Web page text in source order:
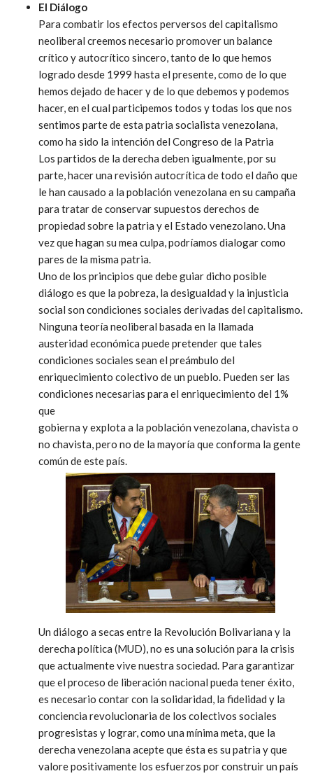
El Diálogo
Para combatir los efectos perversos del capitalismo
neoliberal creemos necesario promover un balance
crítico y autocrítico sincero, tanto de lo que hemos
logrado desde 1999 hasta el presente, como de lo que
hemos dejado de hacer y de lo que debemos y podemos
hacer, en el cual participemos todos y todas los que nos
sentimos parte de esta patria socialista venezolana,
como ha sido la intención del Congreso de la Patria
Los partidos de la derecha deben igualmente, por su
parte, hacer una revisión autocrítica de todo el daño que
le han causado a la población venezolana en su campaña
para tratar de conservar supuestos derechos de
propiedad sobre la patria y el Estado venezolano. Una
vez que hagan su mea culpa,podríamos dialogar como
pares de la misma patria.
Uno de los principios que debe guiar dicho posible
diálogo es que la pobreza, la desigualdad y la injusticia
social son condiciones sociales derivadas del capitalismo.
Ninguna teoría neoliberal basada en la llamada
austeridad económica puede pretender que tales
condiciones sociales sean el preámbulo del
enriquecimiento colectivo de un pueblo. Pueden ser las
condiciones necesarias para el enriquecimiento del 1%
que
gobierna y explota a la población venezolana, chavista o
no chavista, pero no de la mayoría que conforma la gente
común de este país.
Un diálogo a secas entre la Revolución Bolivariana y la
derecha política (MUD), no es una solución para la crisis
que actualmente vive nuestra sociedad. Para garantizar
que el proceso de liberación nacional pueda tener éxito,
es necesario contar con la solidaridad, la fidelidad y la
conciencia revolucionaria de los colectivos sociales
progresistas y lograr, como una mínima meta, que la
derecha venezolana acepte que ésta es su patria y que
valore positivamente los esfuerzos por construir un país